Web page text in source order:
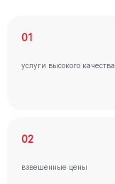
01
услуги высокого качества
02
взвешенные цены